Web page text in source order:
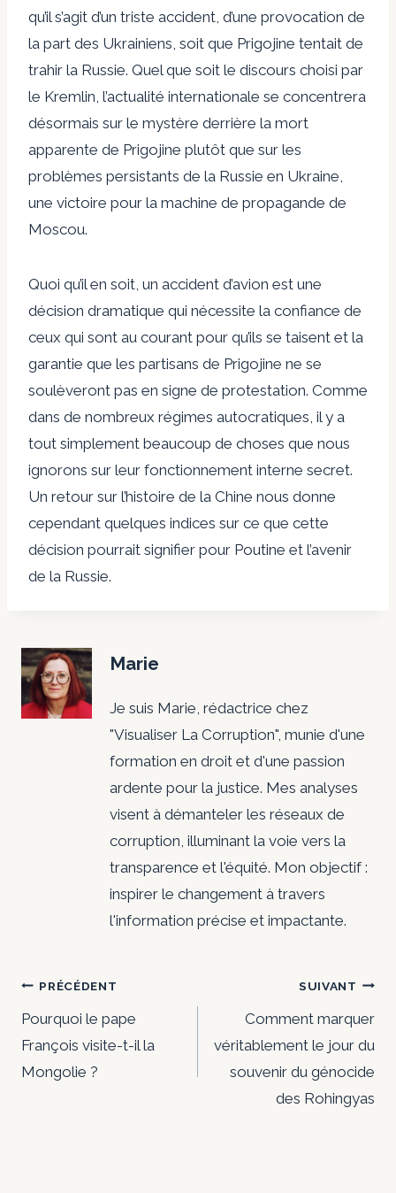
qu’il s’agit d’un triste accident, d’une provocation de
la part des Ukrainiens, soit que Prigojine tentait de
trahir la Russie. Quel que soit le discours choisi par
le Kremlin, l’actualité internationale se concentrera
désormais sur le mystère derrière la mort
apparente de Prigojine plutôt que sur les
problèmes persistants de la Russie en Ukraine,
une victoire pour la machine de propagande de
Moscou.
Quoi qu’il en soit, un accident d’avion est une
décision dramatique qui nécessite la confiance de
ceux qui sont au courant pour qu’ils se taisent et la
garantie que les partisans de Prigojine ne se
soulèveront pas en signe de protestation. Comme
dans de nombreux régimes autocratiques, il y a
tout simplement beaucoup de choses que nous
ignorons sur leur fonctionnement interne secret.
Un retour sur l’histoire de la Chine nous donne
cependant quelques indices sur ce que cette
décision pourrait signifier pour Poutine et l’avenir
de la Russie.
Marie
Je suis Marie, rédactrice chez
"Visualiser La Corruption", munie d'une
formation en droit et d'une passion
ardente pour la justice. Mes analyses
visent à démanteler les réseaux de
corruption, illuminant la voie vers la
transparence et l'équité. Mon objectif :
inspirer le changement à travers
l'information précise et impactante.
Navigation
de
l’article
PRÉCÉDENT
Pourquoi le pape
François visite-t-il la
Mongolie ?
SUIVANT
Comment marquer
véritablement le jour du
souvenir du génocide
des Rohingyas